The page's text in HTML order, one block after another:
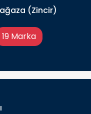
(Zincir)
19 Marka